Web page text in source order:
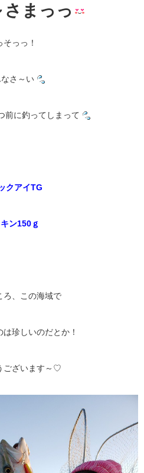
まっっ
そっっ！
さ～い
前に釣ってしまって
クアイTG
ン150ｇ
ろ、この海域で
珍しいのだとか！
ございます～♡